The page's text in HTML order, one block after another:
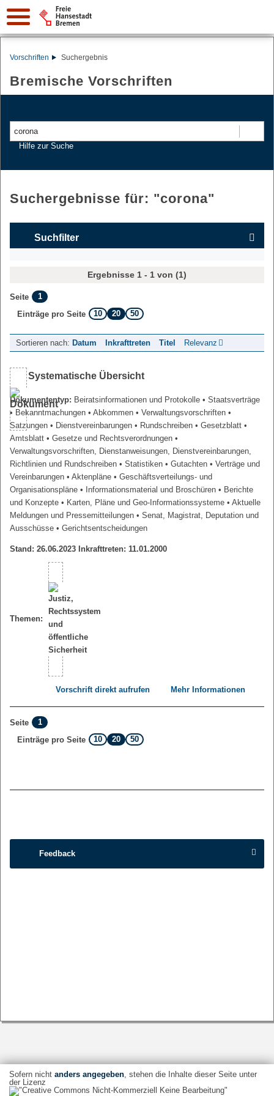
Vorschriften Suchergebnis
Bremische Vorschriften
Hilfe zur Suche
Suchergebnisse für: "corona"
Suchfilter
Ergebnisse 1 - 1 von (1)
Seite
1
Einträge pro Seite
10 20 50
Sortieren nach: Datum Inkrafttreten Titel Relevanz
Systematische Übersicht
Dokumententyp: Beiratsinformationen und Protokolle • Staatsverträge
• Bekanntmachungen • Abkommen • Verwaltungsvorschriften •
Satzungen • Dienstvereinbarungen • Rundschreiben • Gesetzblatt •
Amtsblatt • Gesetze und Rechtsverordnungen •
Verwaltungsvorschriften, Dienstanweisungen, Dienstvereinbarungen,
Richtlinien und Rundschreiben • Statistiken • Gutachten • Verträge und
Vereinbarungen • Aktenpläne • Geschäftsverteilungs- und
Organisationspläne • Informationsmaterial und Broschüren • Berichte
und Konzepte • Karten, Pläne und Geo-Informationssysteme • Aktuelle
Meldungen und Pressemitteilungen • Senat, Magistrat, Deputation und
Ausschüsse • Gerichtsentscheidungen
Stand: 26.06.2023 Inkrafttreten: 11.01.2000
Themen:
Vorschrift direkt aufrufen Mehr Informationen
Seite
1
Einträge pro Seite
10 20 50
Feedback
Sofern nicht anders angegeben, stehen die Inhalte dieser Seite unter
der Lizenz